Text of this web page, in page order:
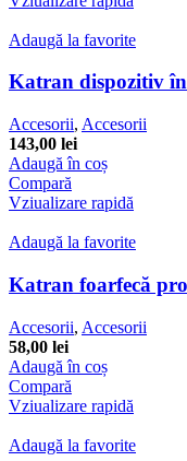
Adaugă la favorite
Katran dispozitiv
Accesorii, Accesorii
143,00 lei
Adaugă în coș
Compară
Vziualizare rapidă
Adaugă la favorite
Katran foarfecă
Accesorii, Accesorii
58,00 lei
Adaugă în coș
Compară
Vziualizare rapidă
Adaugă la favorite